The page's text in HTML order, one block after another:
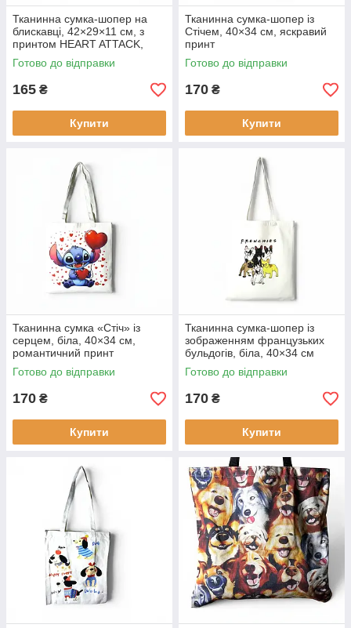
Тканинна сумка-шопер на
блискавці, 42×29×11 см, з
принтом HEART ATTACK,
біла
Готово до відправки
165 ₴
Купити
Тканинна сумка-шопер із
Стічем, 40×34 см, яскравий
принт
Готово до відправки
170 ₴
Купити
Тканинна сумка «Стіч» із
серцем, біла, 40×34 см,
романтичний принт
Готово до відправки
170 ₴
Купити
Тканинна сумка-шопер із
зображенням французьких
бульдогів, біла, 40×34 см
Готово до відправки
170 ₴
Купити